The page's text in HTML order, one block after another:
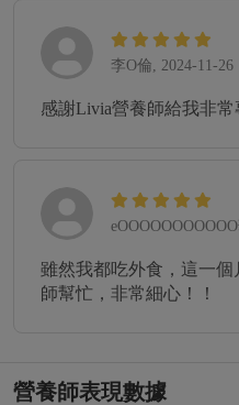
李O倫, 2024-11-26
感謝Livia營養師給我非
雖然我都吃外食，這一
師幫忙，非常細心！！
營養師表現數據